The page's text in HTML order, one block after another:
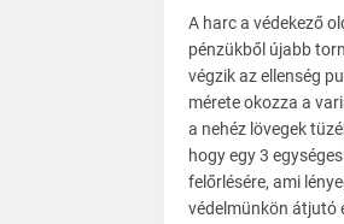
A harc a védekező
pénzükből újabb
végzik az ellenség
mérete okozza a
a nehéz lövegek
hogy egy 3
felőrlésére, ami
védelmünkön átjutó